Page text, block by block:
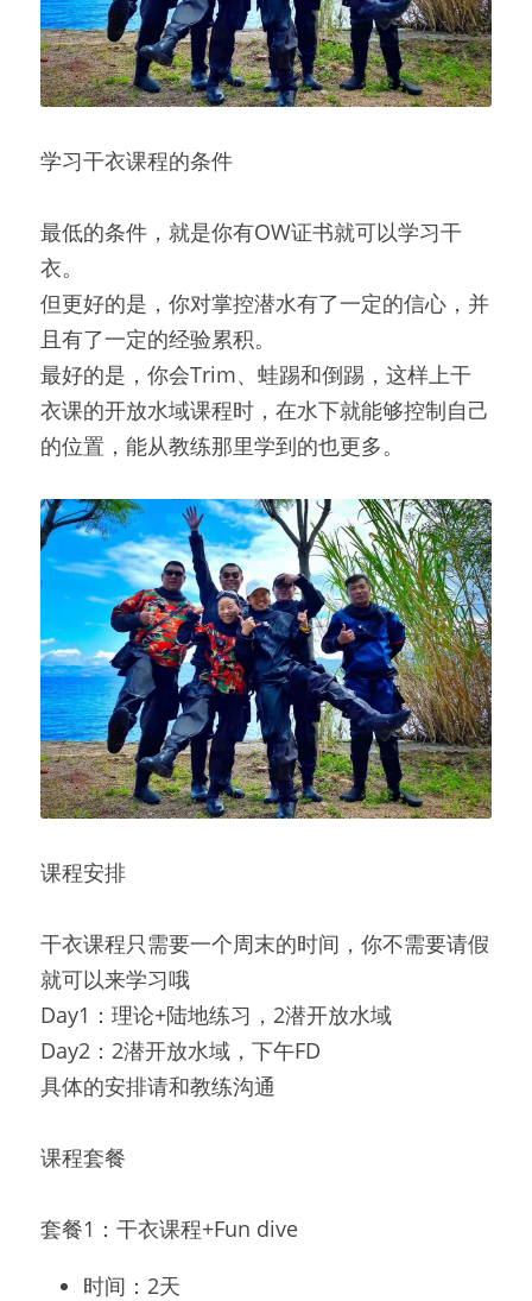
学习干衣课程的条件
最低的条件，就是你有OW证书就可以学习干
衣。
但更好的是，你对掌控潜水有了一定的信心，并
且有了一定的经验累积。
最好的是，你会Trim、蛙踢和倒踢，这样上干
衣课的开放水域课程时，在水下就能够控制自己
的位置，能从教练那里学到的也更多。
课程安排
干衣课程只需要一个周末的时间，你不需要请假
就可以来学习哦
Day1：理论+陆地练习，2潜开放水域
Day2：2潜开放水域，下午FD
具体的安排请和教练沟通
课程套餐
套餐1：干衣课程+Fun dive
时间：2天